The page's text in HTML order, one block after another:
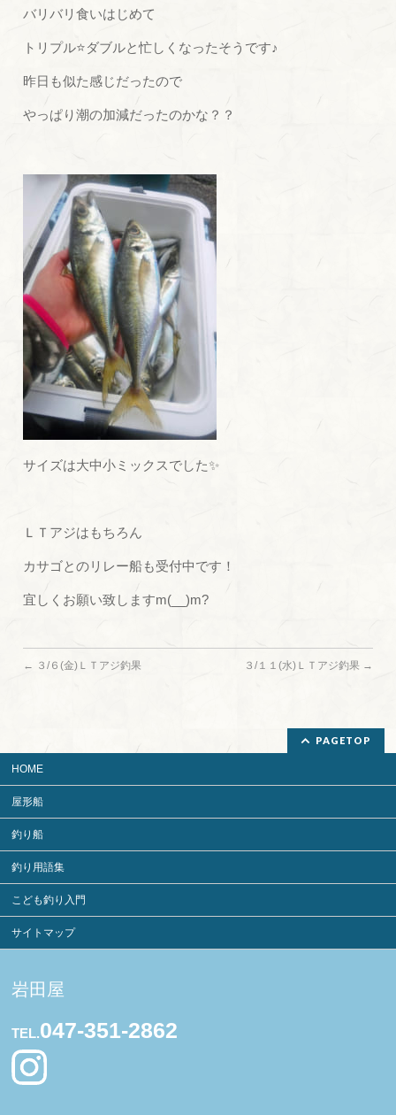
バリバリ食いはじめて
トリプル⭐ダブルと忙しくなったそうです♪
昨日も似た感じだったので
やっぱり潮の加減だったのかな？？
サイズは大中小ミックスでした✨
ＬＴアジはもちろん
カサゴとのリレー船も受付中です！
宜しくお願い致しますm(__)m?
← ３/６(金)ＬＴアジ釣果 ３/１１(水)ＬＴアジ釣果 →
PAGETOP
HOME
屋形船
釣り船
釣り用語集
こども釣り入門
サイトマップ
岩田屋
TEL.047-351-2862